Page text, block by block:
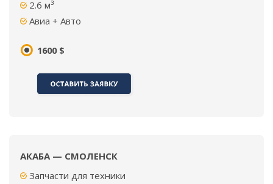
2.6 м³
Авиа + Авто
1600 $
АКАБА — СМОЛЕНСК
Запчасти для техники